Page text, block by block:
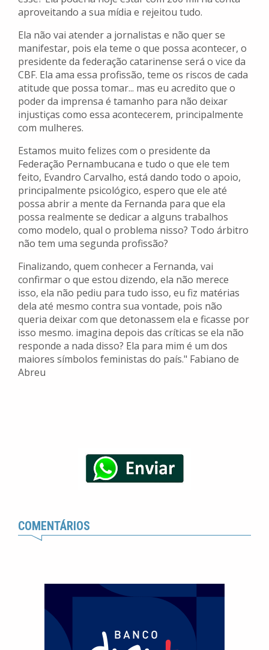
aproveitando a sua mídia e rejeitou tudo.
Ela não vai atender a jornalistas e não quer se
manifestar, pois ela teme o que possa acontecer, o
presidente da federação catarinense será o vice da
CBF. Ela ama essa profissão, teme os riscos de cada
atitude que possa tomar... mas eu acredito que o
poder da imprensa é tamanho para não deixar
injustiças como essa acontecerem, principalmente
com mulheres.
Estamos muito felizes com o presidente da
Federação Pernambucana e tudo o que ele tem
feito, Evandro Carvalho, está dando todo o apoio,
principalmente psicológico, espero que ele até
possa abrir a mente da Fernanda para que ela
possa realmente se dedicar a alguns trabalhos
como modelo, qual o problema nisso? Todo árbitro
não tem uma segunda profissão?
Finalizando, quem conhecer a Fernanda, vai
confirmar o que estou dizendo, ela não merece
isso, ela não pediu para tudo isso, eu fiz matérias
dela até mesmo contra sua vontade, pois não
queria deixar com que detonassem ela e ficasse por
isso mesmo. imagina depois das críticas se ela não
responde a nada disso? Ela para mim é um dos
maiores símbolos feministas do país." Fabiano de
Abreu
COMENTÁRIOS